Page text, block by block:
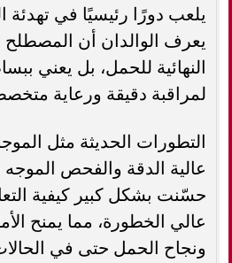
يلعب دورًا رئيسيًا في
يعرف الوالدان أن المصطلح
النهائية للحمل، بل يعني
لمراقبة دقيقة ورعاية
التطورات الحديثة مثل
عالية الدقة والفحص الموجه
حسّنت بشكل كبير كيفية
عالي الخطورة، مما يمنح
ونجاح الحمل حتى في